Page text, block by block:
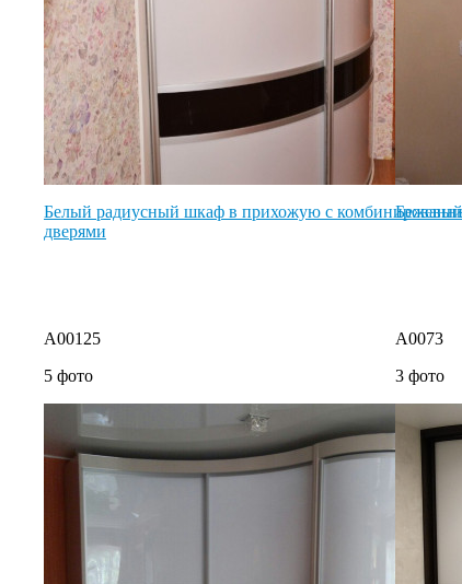
Белый радиусный шкаф в прихожую с
дверями
A00125
5 фото
A0073
3 фото